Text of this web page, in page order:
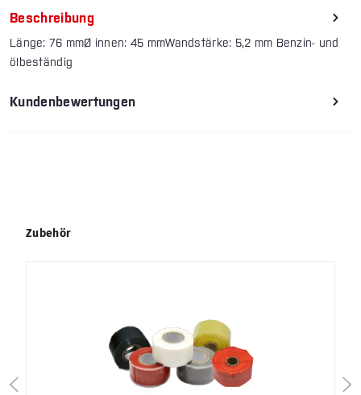
Beschreibung
Länge: 76 mmØ innen: 45 mmWandstärke: 5,2 mm Benzin- und
ölbeständig
Kundenbewertungen
Produktgalerie überspringen
Zubehör